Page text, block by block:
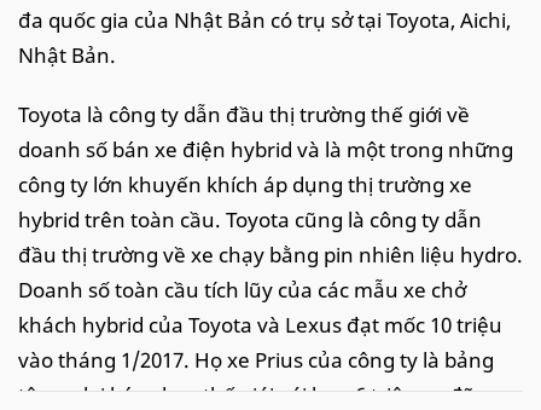
đa quốc gia của Nhật Bản có trụ sở tại Toyota, Aichi,
Nhật Bản.
Toyota là công ty dẫn đầu thị trường thế giới về
doanh số bán xe điện hybrid và là một trong những
công ty lớn khuyến khích áp dụng thị trường xe
hybrid trên toàn cầu. Toyota cũng là công ty dẫn
đầu thị trường về xe chạy bằng pin nhiên liệu hydro.
Doanh số toàn cầu tích lũy của các mẫu xe chở
khách hybrid của Toyota và Lexus đạt mốc 10 triệu
vào tháng 1/2017. Họ xe Prius của công ty là bảng
tên xe lai bán chạy thế giới với hơn 6 triệu xe đã